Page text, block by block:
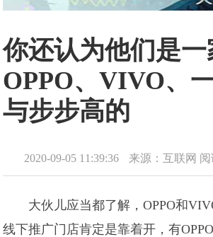
你还认为他们是一
OPPO、VIVO、
与步步高的
2020-09-05 11:39:36 来源：互联网 阅
大伙儿应当都了解，OPPO和
线下推广门店肯定是靠着开，有